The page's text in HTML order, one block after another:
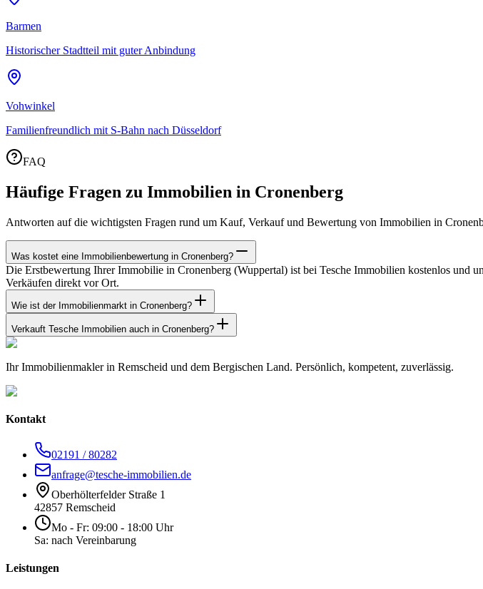
Barmen
Historischer Stadtteil mit guter Anbindung
Vohwinkel
Familienfreundlich mit S-Bahn nach Düsseldorf
FAQ
Häufige Fragen zu Immobilien in Cronenberg
Antworten auf die wichtigsten Fragen rund um Kauf, Verkauf und Bewertung von Immobilien in
Was kostet eine Immobilienbewertung in Cronenberg?
Die Erstbewertung Ihrer Immobilie in Cronenberg (Wuppertal) ist bei Tesche Immobilien kostenlos
Verkäufen direkt vor Ort.
Wie ist der Immobilienmarkt in Cronenberg?
Verkauft Tesche Immobilien auch in Cronenberg?
Ihr Immobilienmakler in Remscheid und dem Bergischen Land. Persönlich, kompetent, zuverlässig.
Kontakt
02191 / 80282
anfrage@tesche-immobilien.de
Oberhölterfelder Straße 1
42857 Remscheid
Mo - Fr: 09:00 - 18:00 Uhr
Sa: nach Vereinbarung
Leistungen